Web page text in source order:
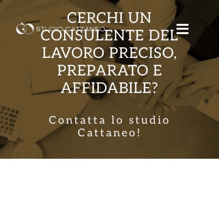
Salta
contenuto
CERCHI UN
CONSULENTE DEL
LAVORO PRECISO,
PREPARATO E
AFFIDABILE?
Contatta lo studio
Cattaneo!